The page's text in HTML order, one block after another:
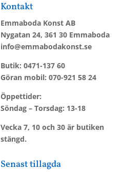
Kontakt
Emmaboda Konst AB
Nygatan 24, 361 30 Emmaboda
info@emmabodakonst.se
Butik: 0471-137 60
Göran mobil: 070-921 58 24
Öppettider:
Söndag – Torsdag: 13-18
Vecka 7, 10 och 30 är butiken
stängd.
Senast tillagda